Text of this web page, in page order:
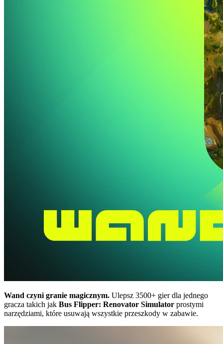
Wand czyni granie magicznym. Ulepsz 3500+ gier dla jednego
gracza takich jak Bus Flipper: Renovator Simulator prostymi
narzędziami, które usuwają wszystkie przeszkody w zabawie.